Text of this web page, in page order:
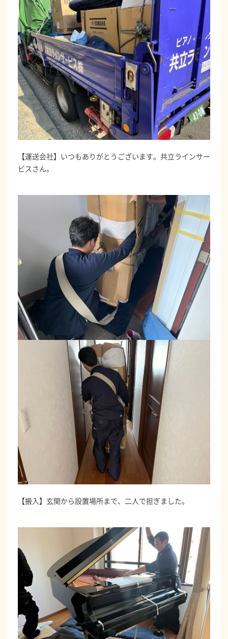
【運送会社】いつもありがとうございます。共立ラインサー
ビスさん。
【搬入】玄関から設置場所まで、二人で担ぎました。